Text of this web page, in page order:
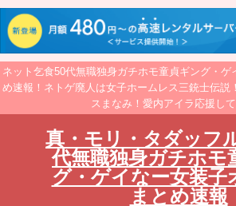
ネット乞食50代無職独身ガチホモ童貞ギング・ゲ
め速報！ネトゲ廃人は女子ホームレス三銃士伝説
スまなみ！愛内アイラ応援して
真・モリ・タダッフ
代無職独身ガチホモ
グ・ゲイなー女装子
まとめ速報